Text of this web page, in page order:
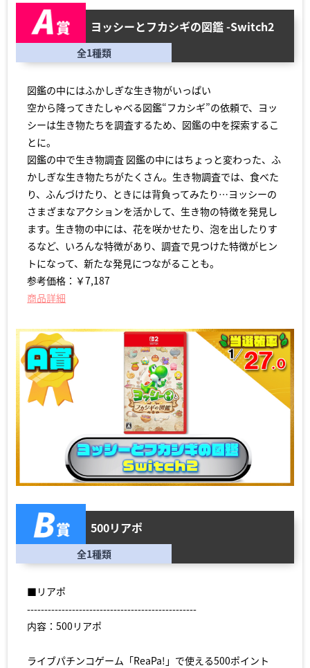
ヨッシーとフカシギの図鑑 -Switch2
全1種類
図鑑の中にはふかしぎな生き物がいっぱい
空から降ってきたしゃべる図鑑“フカシギ”の依頼で、ヨッ
シーは生き物たちを調査するため、図鑑の中を探索するこ
とに。
図鑑の中で生き物調査 図鑑の中にはちょっと変わった、ふ
かしぎな生き物たちがたくさん。生き物調査では、食べた
り、ふんづけたり、ときには背負ってみたり…ヨッシーの
さまざまなアクションを活かして、生き物の特徴を発見し
ます。生き物の中には、花を咲かせたり、泡を出したりす
るなど、いろんな特徴があり、調査で見つけた特徴がヒン
トになって、新たな発見につながることも。
参考価格：￥7,187
商品詳細
500リアポ
全1種類
■リアポ
-------------------------------------------------
内容：500リアポ
ライブパチンコゲーム「ReaPa!」で使える500ポイント